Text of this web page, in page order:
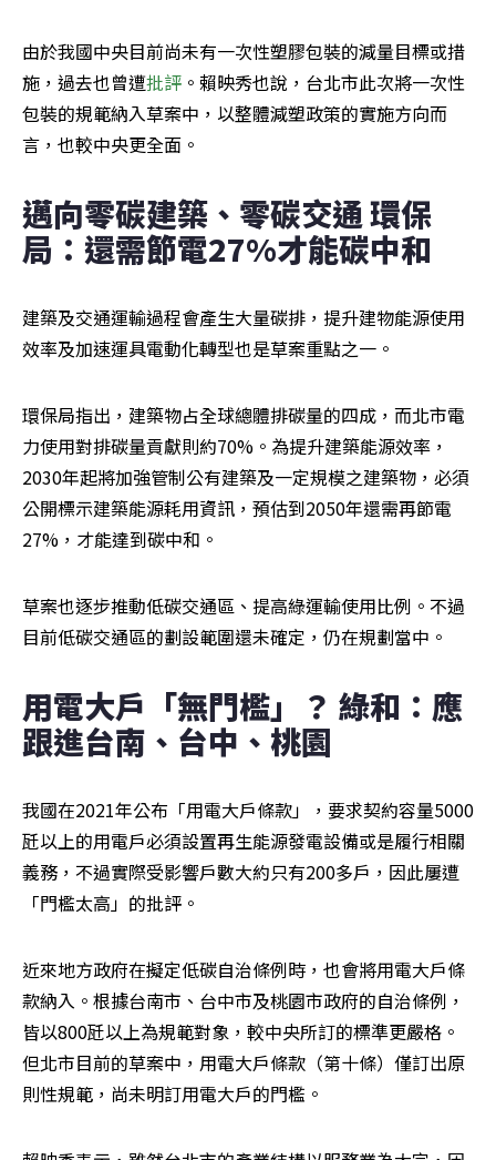
由於我國中央目前尚未有一次性塑膠包裝的減量目標或措
施，過去也曾遭批評 。賴映秀也說，台北市此次將一次性
包裝的規範納入草案中，以整體減塑政策的實施方向而
言，也較中央更全面。
邁向零碳建築、零碳交通 環保
局：還需節電27%才能碳中和
建築及交通運輸過程會產生大量碳排，提升建物能源使用
效率及加速運具電動化轉型也是草案重點之一。
環保局指出，建築物占全球總體排碳量的四成，而北市電
力使用對排碳量貢獻則約70%。為提升建築能源效率，
2030年起將加強管制公有建築及一定規模之建築物，必須
公開標示建築能源耗用資訊，預估到2050年還需再節電
27%，才能達到碳中和。
草案也逐步推動低碳交通區、提高綠運輸使用比例。不過
目前低碳交通區的劃設範圍還未確定，仍在規劃當中。
用電大戶「無門檻」？ 綠和：應
跟進台南、台中、桃園
我國在2021年公布「用電大戶條款」，要求契約容量5000
瓩以上的用電戶必須設置再生能源發電設備或是履行相關
義務，不過實際受影響戶數大約只有200多戶，因此屢遭
「門檻太高」的批評。
近來地方政府在擬定低碳自治條例時，也會將用電大戶條
款納入。根據台南市、台中市及桃園市政府的自治條例，
皆以800瓩以上為規範對象，較中央所訂的標準更嚴格。
但北市目前的草案中，用電大戶條款（第十條）僅訂出原
則性規範，尚未明訂用電大戶的門檻。